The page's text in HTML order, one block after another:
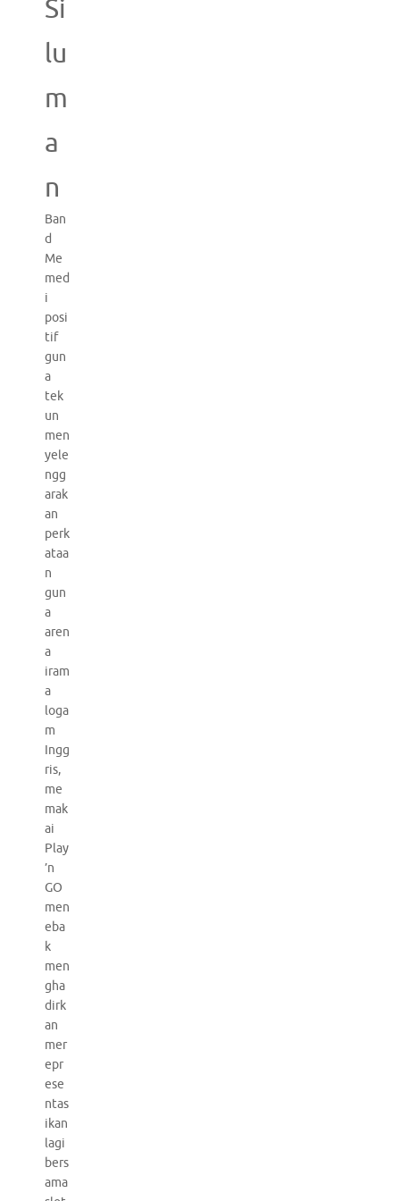
Si
lu
m
a
n
Ban
d
Me
med
i
posi
tif
gun
a
tek
un
men
yele
ngg
arak
an
perk
ataa
n
gun
a
aren
a
iram
a
loga
m
Ingg
ris,
me
mak
ai
Play
’n
GO
men
eba
k
men
gha
dirk
an
mer
epr
ese
ntas
ikan
lagi
bers
ama